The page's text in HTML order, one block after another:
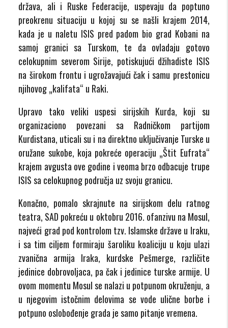
država, ali i Ruske Federacije, uspevaju da poptuno
preokrenu situaciju u kojoj su se našli krajem 2014,
kada je u naletu ISIS pred padom bio grad Kobani na
samoj granici sa Turskom, te da ovladaju gotovo
celokupnim severom Sirije, potiskujući džihadiste ISIS
na širokom frontu i ugrožavajući čak i samu prestonicu
njihovog „kalifata“ u Raki.
Upravo tako veliki uspesi sirijskih Kurda, koji su
organizaciono povezani sa Radničkom partijom
Kurdistana, uticali su i na direktno uključivanje Turske u
oružane sukobe, koja pokreće operaciju „Štit Eufrata“
krajem avgusta ove godine i veoma brzo odbacuje trupe
ISIS sa celokupnog područja uz svoju granicu.
Konačno, pomalo skrajnute na sirijskom delu ratnog
teatra, SAD pokreću u oktobru 2016. ofanzivu na Mosul,
najveći grad pod kontrolom tzv. Islamske države u Iraku,
i sa tim ciljem formiraju šaroliku koaliciju u koju ulazi
zvanična armija Iraka, kurdske Pešmerge, različite
jedinice dobrovoljaca, pa čak i jedinice turske armije. U
ovom momentu Mosul se nalazi u potpunom okruženju, a
u njegovim istočnim delovima se vode ulične borbe i
potpuno oslobođenje grada je samo pitanje vremena.